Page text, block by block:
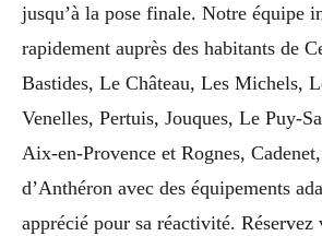
jusqu’à la pose finale. Notre équipe
rapidement auprès des habitants de
Bastides, Le Château, Les Michels,
Venelles, Pertuis, Jouques, Le Puy-
Aix-en-Provence et Rognes,
d’Anthéron avec des équipements
apprécié pour sa réactivité.